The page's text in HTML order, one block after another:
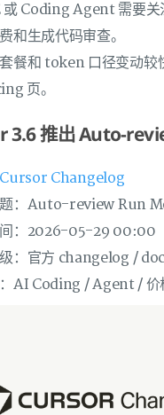
Coding Agent 需要关
和生成代码审查。
餐和 token 口径变动较
页。
3.6 推出 Auto-
Cursor Changelog
：Auto-review Run
：2026-05-29 00:00
：官方 changelog /
AI Coding / Agent / 价